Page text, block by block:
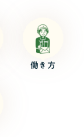
働き方